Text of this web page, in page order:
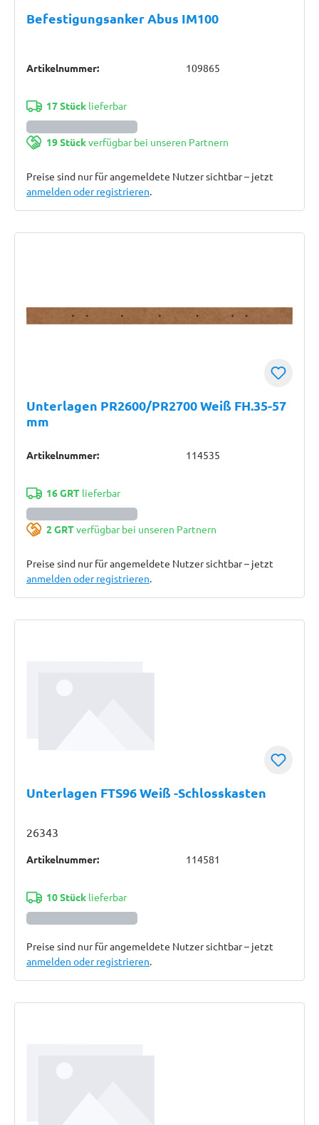
Befestigungsanker Abus IM100
Artikelnummer: 109865
17 Stücklieferbar
19 Stückverfügbar bei unseren Partnern
Preise sind nur für angemeldete Nutzer sichtbar – jetzt
anmelden oder registrieren.
Unterlagen PR2600/PR2700 Weiß FH.35-57
mm
Artikelnummer: 114535
16 GRTlieferbar
2 GRTverfügbar bei unseren Partnern
Preise sind nur für angemeldete Nutzer sichtbar – jetzt
anmelden oder registrieren.
Unterlagen FTS96 Weiß -Schlosskasten
26343
Artikelnummer: 114581
10 Stücklieferbar
Preise sind nur für angemeldete Nutzer sichtbar – jetzt
anmelden oder registrieren.